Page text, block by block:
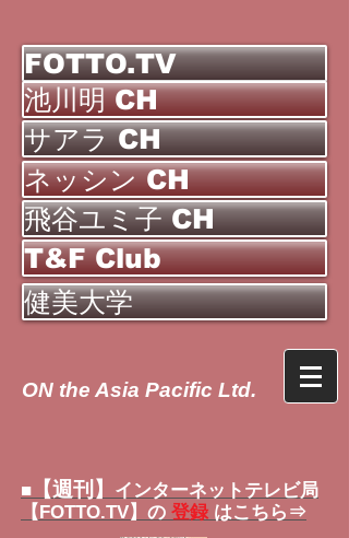
FOTTO.TV
池川明 CH
サアラ CH
ネッシン CH
飛谷ユミ子 CH
T&F Club
健美大学
ON the Asia Pacific Ltd.
■ 【週刊】
インターネットテレビ局
【FOTTO.TV】の 登録 はこちら⇒